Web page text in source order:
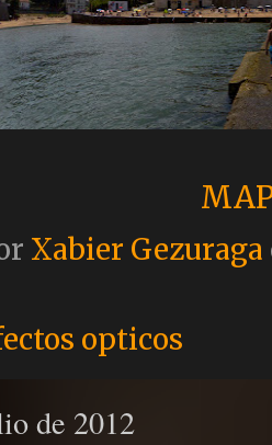
Xabier Gezuraga
opticos
de 2012